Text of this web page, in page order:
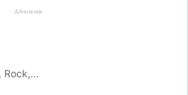
Rock,...